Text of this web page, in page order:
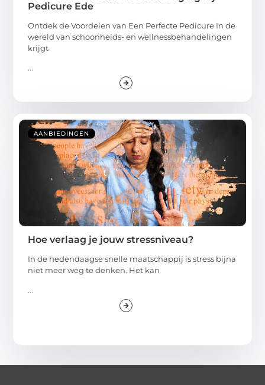
Pedicure Ede
Ontdek de Voordelen van Een Perfecte Pedicure In de
wereld van schoonheids- en wellnessbehandelingen
krijgt
...
AANBIEDINGEN
Hoe verlaag je jouw stressniveau?
In de hedendaagse snelle maatschappij is stress bijna
niet meer weg te denken. Het kan
...